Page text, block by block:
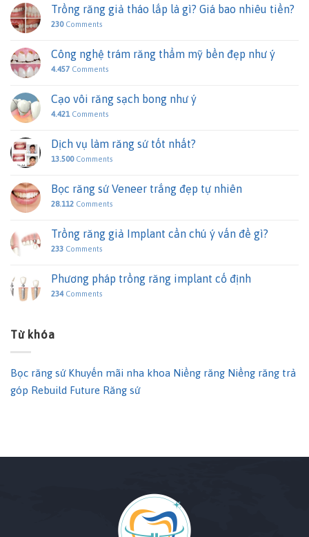
Trồng răng giả tháo lắp là gì? Giá bao nhiêu tiền?
230Comments
Công nghệ trám răng thẩm mỹ bền đẹp như ý
4.457 Comments
Cạo vôi răng sạch bong như ý
4.421 Comments
Dịch vụ làm răng sứ tốt nhất?
13.500Comments
Bọc răng sứ Veneer trắng đẹp tự nhiên
28.112 Comments
Trồng răng giả Implant cần chú ý vấn đề gì?
233 Comments
Phương pháp trồng răng implant cố định
234Comments
Từ khóa
Bọc răng sứ Khuyến mãi nha khoa Niềng răng Niềng răng trả
góp Rebuild Future Răng sứ